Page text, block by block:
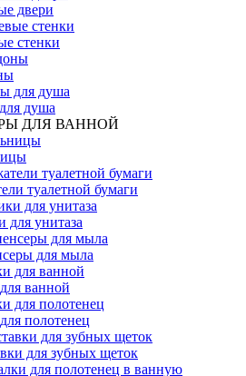
двери
стенки
душа
ДЛЯ ВАННОЙ
туалетной бумаги
для унитаза
для мыла
ванной
полотенец
для зубных щеток